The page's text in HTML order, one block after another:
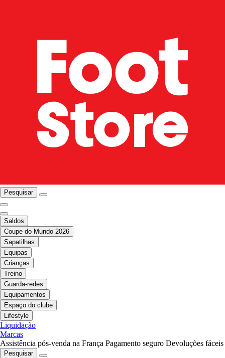
Pesquisar
Saldos
Coupe do Mundo 2026
Sapatilhas
Equipas
Crianças
Treino
Guarda-redes
Equipamentos
Espaço do clube
Lifestyle
Liquidação
Marcas
Assistência pós-venda na França Pagamento seguro Devoluções fáceis
Pesquisar